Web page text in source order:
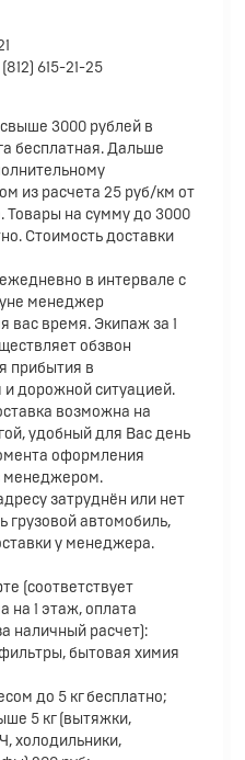
615-21-25
3000 рублей в
бесплатная. Дальше
из расчета 25 руб/км от
Товары на сумму до 3000
Стоимость доставки
в интервале с
менеджер
вас время. Экипаж за 1
обзвон
прибытия в
и дорожной ситуацией.
возможна на
удобный для Вас день
оформления
менеджером.
затруднён или нет
грузовой автомобиль,
у менеджера.
(соответствует
на 1 этаж, оплата
наличный расчет):
бытовая химия
до 5 кг бесплатно;
5 кг (вытяжки,
холодильники,